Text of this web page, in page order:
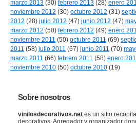
marzo 2013 (30) febrero 2013 (28) enero
noviembre 2012 (30) octubre 2012 (31)
2012 (28) julio 2012 (47) junio 2012 (47)
marzo 2012 (50) febrero 2012 (49) enero
noviembre 2011 (50) octubre 2011 (69)
2011 (58) julio 2011 (67) junio 2011 (70)
marzo 2011 (66) febrero 2011 (58) enero
noviembre 2010 (50) octubre 2010 (19)
Sobre nosotros
vinilosdecorativos.netes un sitio
decorativos. Agregador y organizador